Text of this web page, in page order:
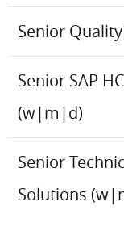
Senior
Senior SAP
(w|m|d)
Senior
Solutions